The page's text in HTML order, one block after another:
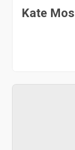
Kate